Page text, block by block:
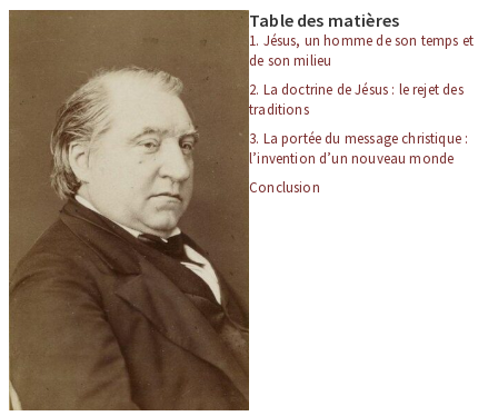
Table des matières
1. Jésus, un homme de son temps et
de son milieu
2. La doctrine de Jésus : le rejet des
traditions
3. La portée du message christique :
l’invention d’un nouveau monde
Conclusion